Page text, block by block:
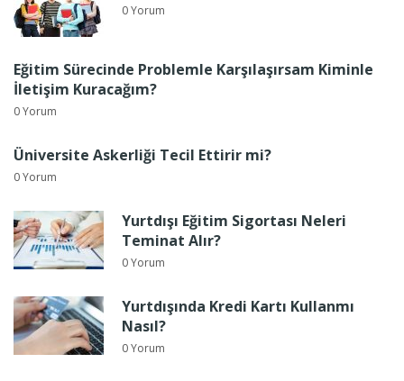
0 Yorum
Eğitim Sürecinde Problemle Karşılaşırsam Kiminle
İletişim Kuracağım?
0 Yorum
Üniversite Askerliği Tecil Ettirir mi?
0 Yorum
Yurtdışı Eğitim Sigortası Neleri
Teminat Alır?
0 Yorum
Yurtdışında Kredi Kartı Kullanmı
Nasıl?
0 Yorum